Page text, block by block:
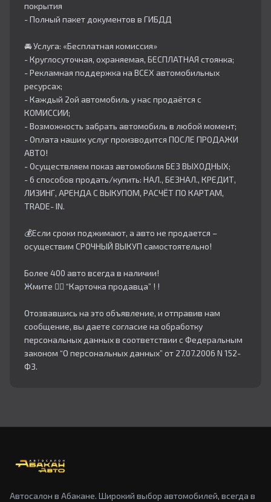
покрытия
- Полный пакет документов в ГИБДД
🚘 Услуга: «Бесплатная комиссия»
- Круглосуточная, охраняемая, БЕСПЛАТНАЯ стоянка;
- Рекламная поддержка на ВСЕХ автомобильных
ресурсах;
- Каждый 2ой автомобиль у нас продаётся с
КОМИССИИ;
- Возможность забрать автомобиль в любой момент;
- Оплата наших услуг производится ПОСЛЕ ПРОДАЖИ
АВТО!
- Осуществляем показ автомобиля БЕЗ ВЫХОДНЫХ;
- 6 способов продать/купить: НАЛ., БЕЗНАЛ., КРЕДИТ,
ЛИЗИНГ, АРЕНДА С ВЫКУПОМ, РАСЧЁТ ПО КАРТАМ,
TRADE- IN.
💰Если сроки поджимают, а авто не продается –
осуществим СРОЧНЫЙ ВЫКУП самостоятельно!
Более 400 авто всегда в наличии!
Жмите 👇🏻 “Карточка продавца” ! !
Отозвавшись на это объявление, и отправив нам
сообщение, вы даете согласие на обработку
персональных данных в соответствии с Федеральным
законом “О персональных данных” от 27.07.2006 N 152-
ФЗ.
Автосалон в Абакане. Широкий выбор автомобилей, всегда в